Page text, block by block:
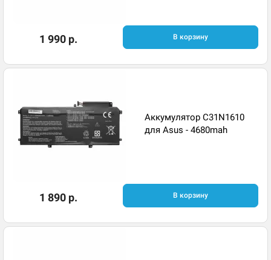
1 990 р. В корзину
Аккумулятор C31N1610
для Asus - 4680mah
1 890 р. В корзину